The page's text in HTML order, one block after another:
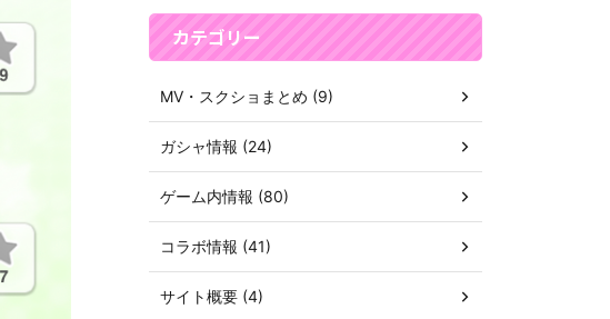
カテゴリー
MV・スクショまとめ (9)
ガシャ情報 (24)
ゲーム内情報 (80)
コラボ情報 (41)
サイト概要 (4)